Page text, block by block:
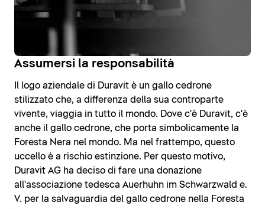
Assumersi la responsabilità
Il logo aziendale di Duravit è un gallo cedrone
stilizzato che, a differenza della sua controparte
vivente, viaggia in tutto il mondo. Dove c'è Duravit, c'è
anche il gallo cedrone, che porta simbolicamente la
Foresta Nera nel mondo. Ma nel frattempo, questo
uccello è a rischio estinzione. Per questo motivo,
Duravit AG ha deciso di fare una donazione
all'associazione tedesca Auerhuhn im Schwarzwald e.
V. per la salvaguardia del gallo cedrone nella Foresta